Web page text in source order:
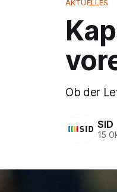
AKTUELLES
Ob der
SID
15